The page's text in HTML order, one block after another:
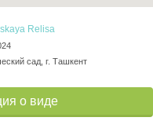
Relisa
сад, г. Ташкент
о виде